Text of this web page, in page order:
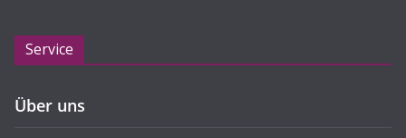
Service
Über uns